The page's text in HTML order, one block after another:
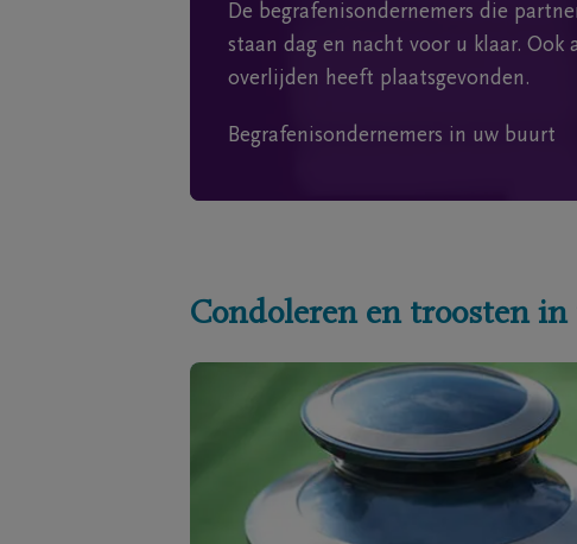
De begrafenisondernemers die
staan dag en nacht voor u klaar. Ook
overlijden heeft plaatsgevonden.
Begrafenisondernemers in uw buurt
Condoleren en troosten